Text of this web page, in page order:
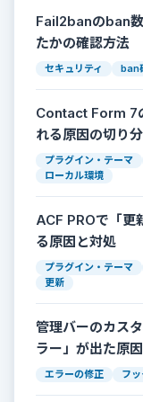
Fail2banのban
たかの確認方法
セキュリティ ban
Contact Form 7
れる原因の切り
プラグイン・テーマ
ローカル環境
ACF PROで「更
る原因と対処
プラグイン・テーマ
更新
管理バーのカス
ラー」が出た原因
エラーの修正 フッ